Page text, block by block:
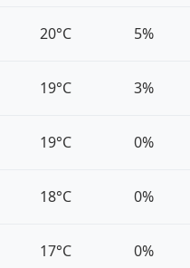
20°C 5%
19°C 3%
19°C 0%
18°C 0%
17°C 0%